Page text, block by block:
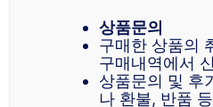
상품문의
구매한 상품의
구매내역에서
상품문의 및 후
나 환불, 반품